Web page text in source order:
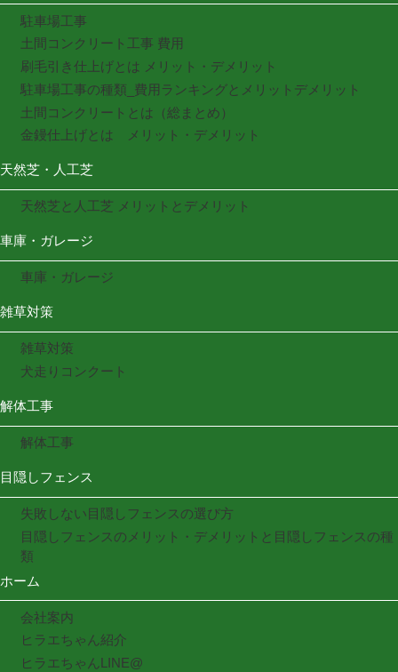
駐車場工事
土間コンクリート工事 費用
刷毛引き仕上げとは メリット・デメリット
駐車場工事の種類_費用ランキングとメリットデメリット
土間コンクリートとは（総まとめ）
金鏝仕上げとは メリット・デメリット
天然芝・人工芝
天然芝と人工芝 メリットとデメリット
車庫・ガレージ
車庫・ガレージ
雑草対策
雑草対策
犬走りコンクート
解体工事
解体工事
目隠しフェンス
失敗しない目隠しフェンスの選び方
目隠しフェンスのメリット・デメリットと目隠しフェンスの種
類
ホーム
会社案内
ヒラエちゃん紹介
ヒラエちゃんLINE@